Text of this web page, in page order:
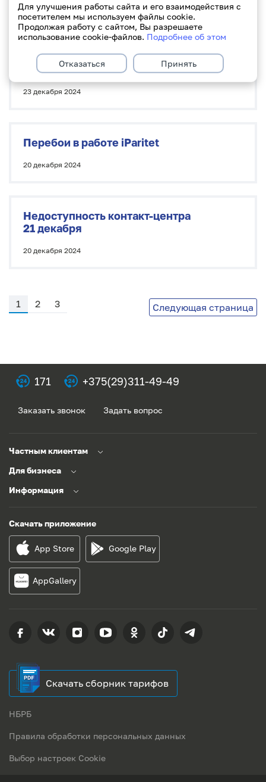
24 декабря 2024
Регламентные работы 24 декабря
23 декабря 2024
Перебои в работе iParitet
20 декабря 2024
Недоступность контакт-центра
21 декабря
20 декабря 2024
1 2 3 Следующая страница
171 +375(29)311-49-49
Заказать звонок Задать вопрос
Частным клиентам
Для бизнеса
Информация
Скачать приложение
App Store Google Play
AppGallery
Скачать сборник тарифов
НБРБ
Правила обработки персональных данных
Выбор настроек Cookie
Для улучшения работы сайта и его взаимодействия с
посетителем мы используем файлы cookie.
Продолжая работу с сайтом, Вы разрешаете
использование cookie-файлов. Подробнее об этом
Отказаться Принять